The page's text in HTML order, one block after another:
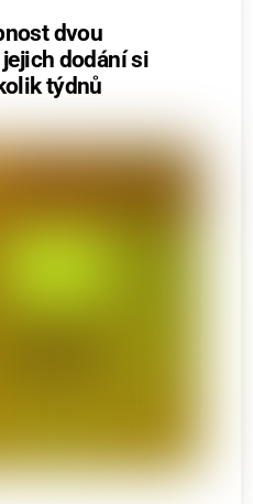
dvou
dodání si
týdnů